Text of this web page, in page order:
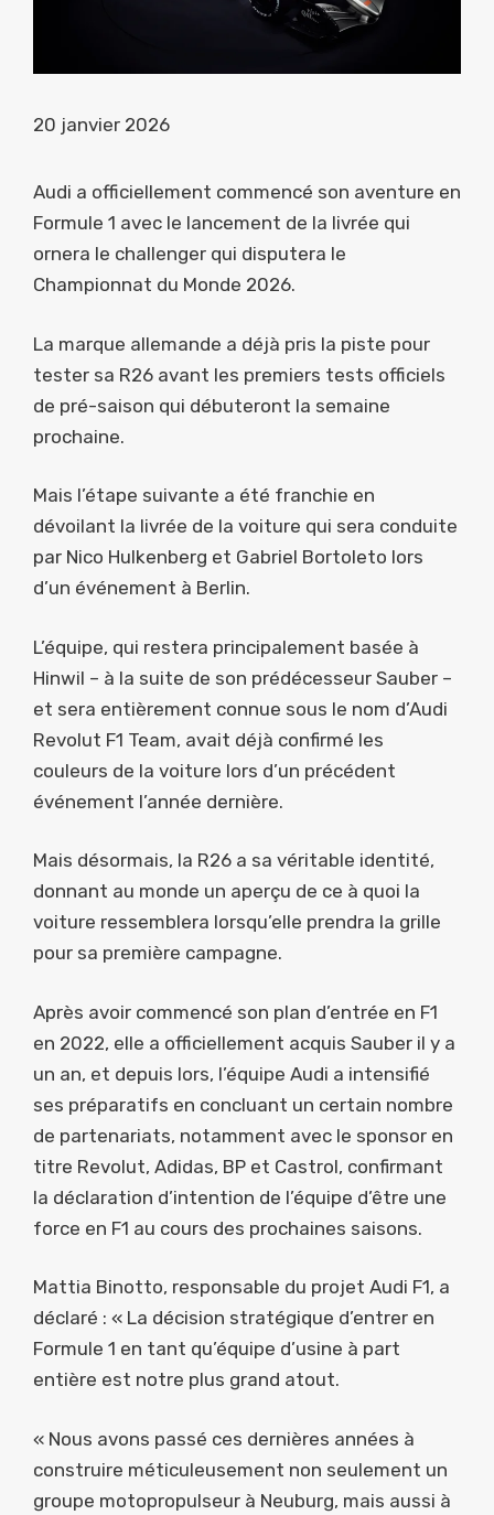
20 janvier 2026
Audi a officiellement commencé son aventure en
Formule 1 avec le lancement de la livrée qui
ornera le challenger qui disputera le
Championnat du Monde 2026.
La marque allemande a déjà pris la piste pour
tester sa R26 avant les premiers tests officiels
de pré-saison qui débuteront la semaine
prochaine.
Mais l’étape suivante a été franchie en
dévoilant la livrée de la voiture qui sera conduite
par Nico Hulkenberg et Gabriel Bortoleto lors
d’un événement à Berlin.
L’équipe, qui restera principalement basée à
Hinwil – à la suite de son prédécesseur Sauber –
et sera entièrement connue sous le nom d’Audi
Revolut F1 Team, avait déjà confirmé les
couleurs de la voiture lors d’un précédent
événement l’année dernière.
Mais désormais, la R26 a sa véritable identité,
donnant au monde un aperçu de ce à quoi la
voiture ressemblera lorsqu’elle prendra la grille
pour sa première campagne.
Après avoir commencé son plan d’entrée en F1
en 2022, elle a officiellement acquis Sauber il y a
un an, et depuis lors, l’équipe Audi a intensifié
ses préparatifs en concluant un certain nombre
de partenariats, notamment avec le sponsor en
titre Revolut, Adidas, BP et Castrol, confirmant
la déclaration d’intention de l’équipe d’être une
force en F1 au cours des prochaines saisons.
Mattia Binotto, responsable du projet Audi F1, a
déclaré : « La décision stratégique d’entrer en
Formule 1 en tant qu’équipe d’usine à part
entière est notre plus grand atout.
« Nous avons passé ces dernières années à
construire méticuleusement non seulement un
groupe motopropulseur à Neuburg, mais aussi à